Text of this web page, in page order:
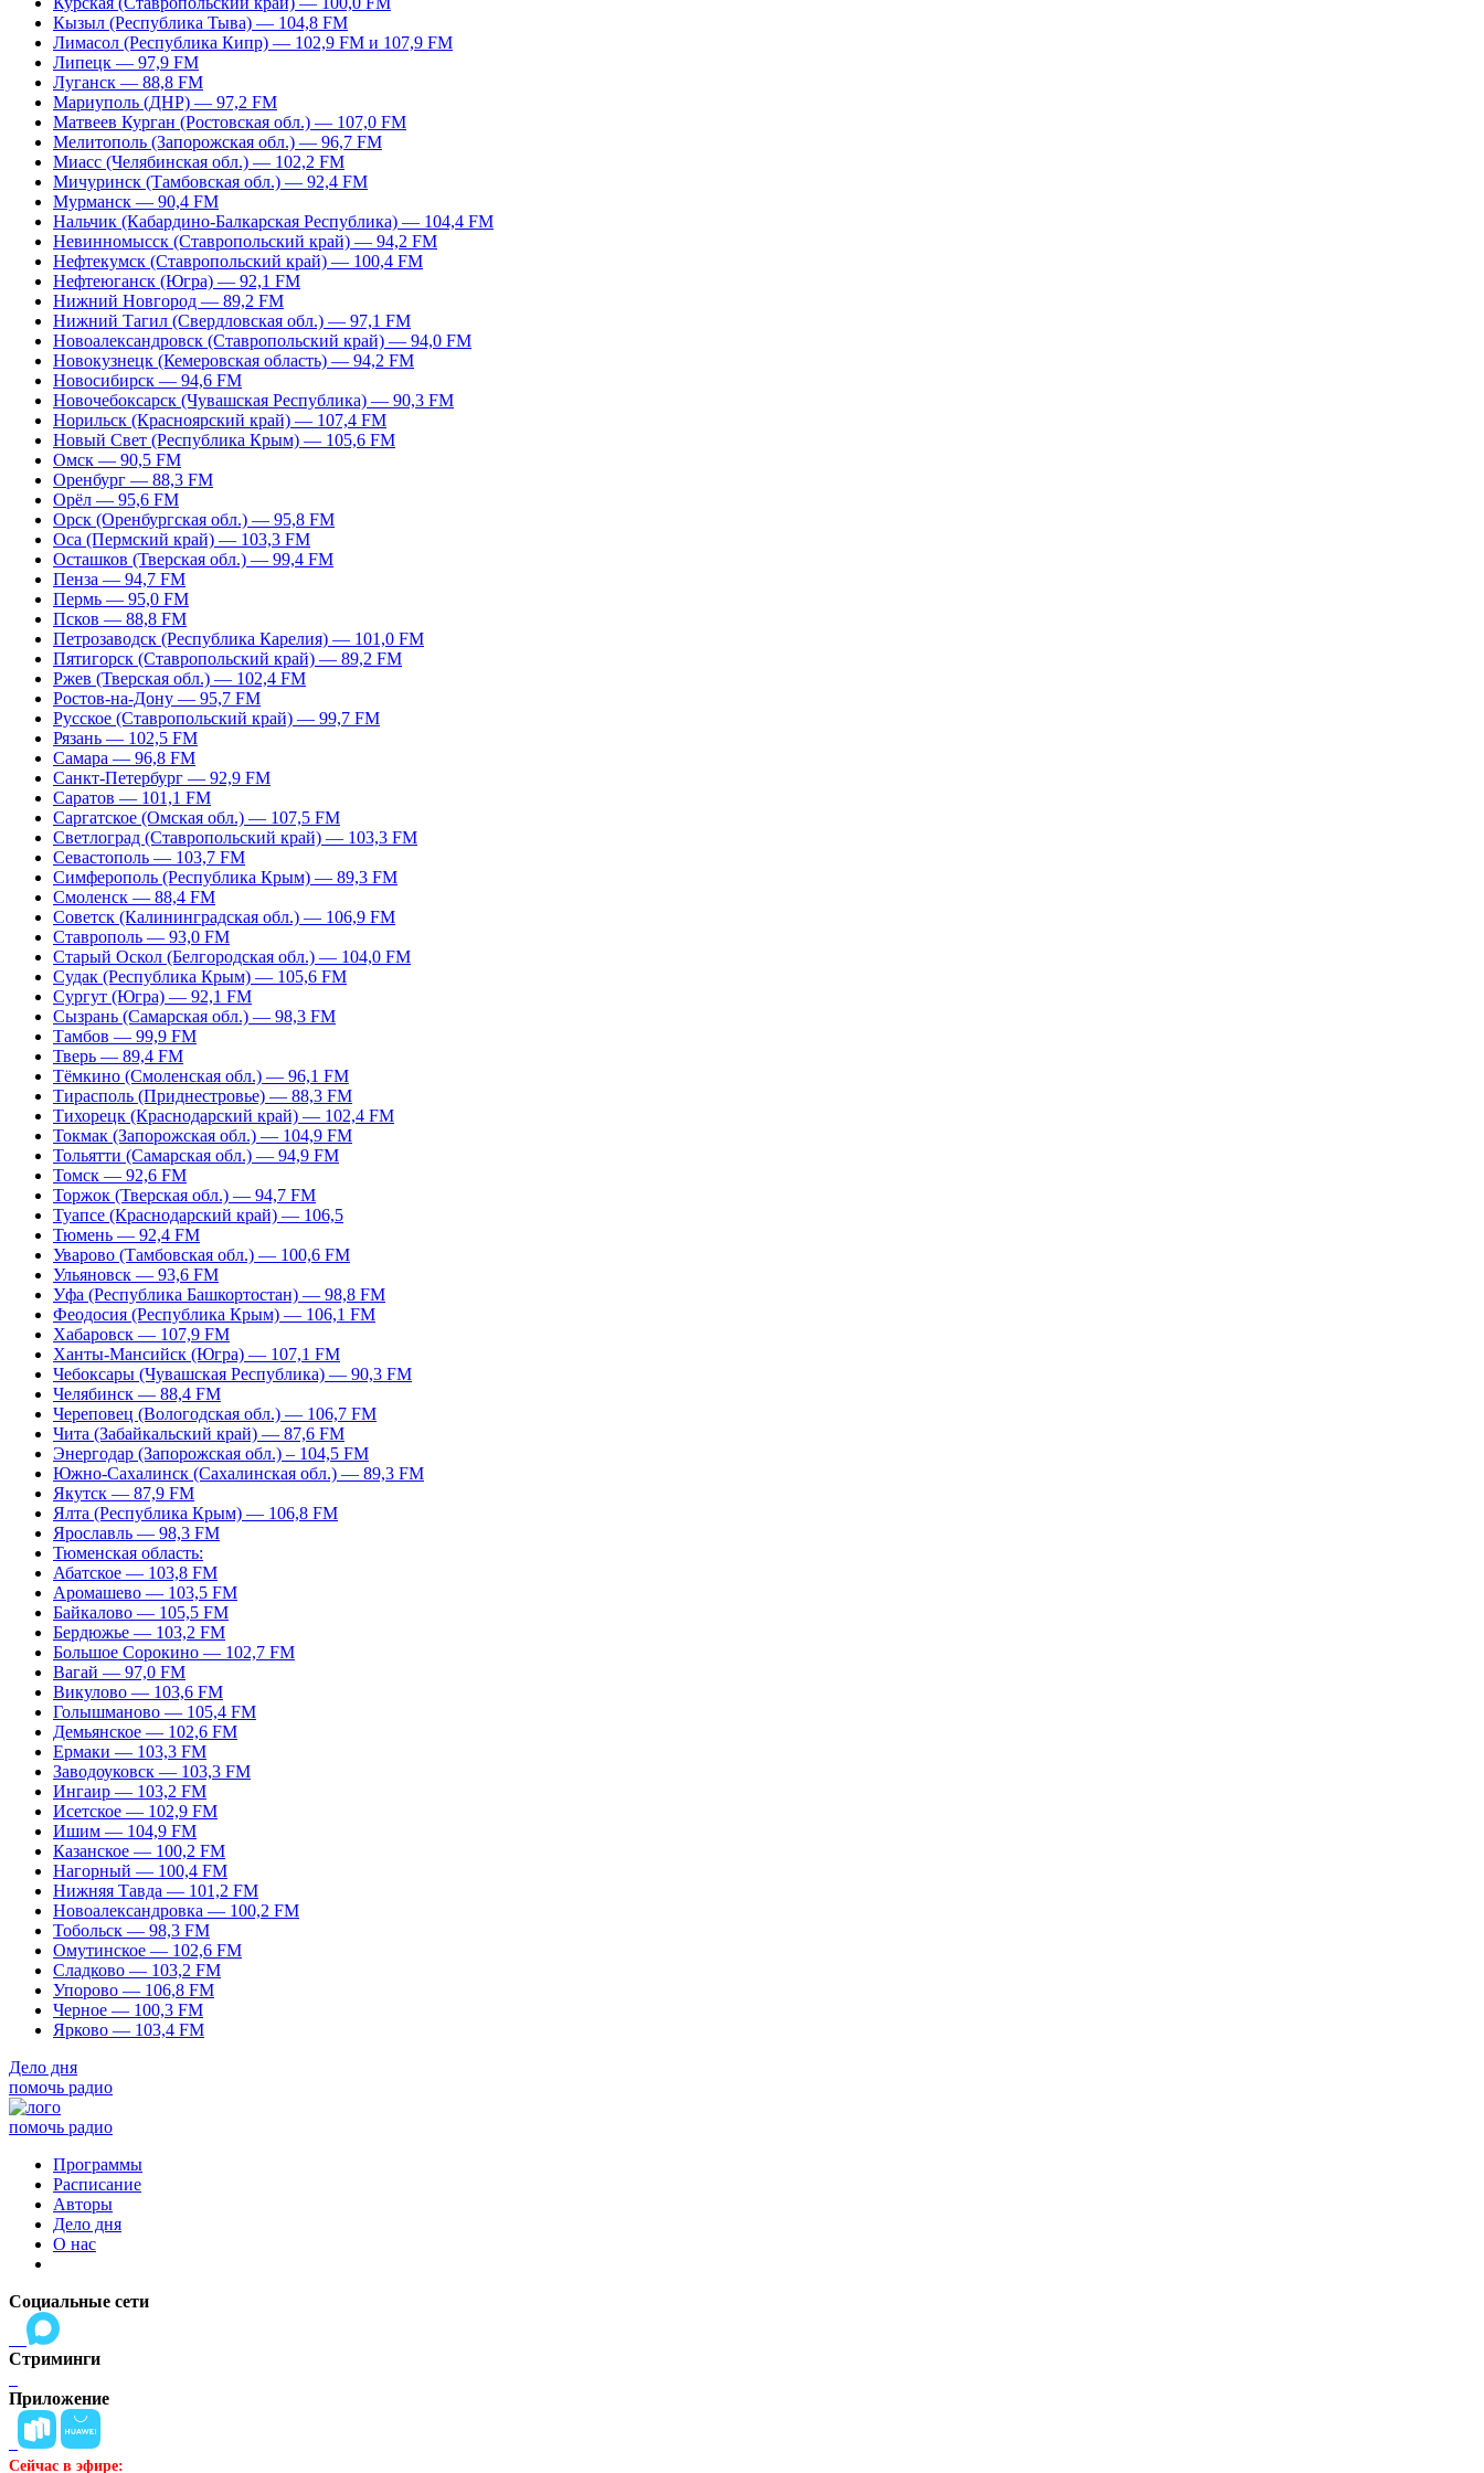
Кызыл (Республика Тыва) — 104,8 FM
Лимасол (Республика Кипр) — 102,9 FM и 107,9 FM
Липецк — 97,9 FM
Луганск — 88,8 FM
Мариуполь (ДНР) — 97,2 FM
Матвеев Курган (Ростовская обл.) — 107,0 FM
Мелитополь (Запорожская обл.) — 96,7 FM
Миасс (Челябинская обл.) — 102,2 FM
Мичуринск (Тамбовская обл.) — 92,4 FM
Мурманск — 90,4 FM
Нальчик (Кабардино-Балкарская Республика) — 104,4 FM
Невинномысск (Ставропольский край) — 94,2 FM
Нефтекумск (Ставропольский край) — 100,4 FM
Нефтеюганск (Югра) — 92,1 FM
Нижний Новгород — 89,2 FM
Нижний Тагил (Свердловская обл.) — 97,1 FM
Новоалександровск (Ставропольский край) — 94,0 FM
Новокузнецк (Кемеровская область) — 94,2 FM
Новосибирск — 94,6 FM
Новочебоксарск (Чувашская Республика) — 90,3 FM
Норильск (Красноярский край) — 107,4 FM
Новый Свет (Республика Крым) — 105,6 FM
Омск — 90,5 FM
Оренбург — 88,3 FM
Орёл — 95,6 FM
Орск (Оренбургская обл.) — 95,8 FM
Оса (Пермский край) — 103,3 FM
Осташков (Тверская обл.) — 99,4 FM
Пенза — 94,7 FM
Пермь — 95,0 FM
Псков — 88,8 FM
Петрозаводск (Республика Карелия) — 101,0 FM
Пятигорск (Ставропольский край) — 89,2 FM
Ржев (Тверская обл.) — 102,4 FM
Ростов-на-Дону — 95,7 FM
Русское (Ставропольский край) — 99,7 FM
Рязань — 102,5 FM
Самара — 96,8 FM
Санкт-Петербург — 92,9 FM
Саратов — 101,1 FM
Саргатское (Омская обл.) — 107,5 FM
Светлоград (Ставропольский край) — 103,3 FM
Севастополь — 103,7 FM
Симферополь (Республика Крым) — 89,3 FM
Смоленск — 88,4 FM
Советск (Калининградская обл.) — 106,9 FM
Ставрополь — 93,0 FM
Старый Оскол (Белгородская обл.) — 104,0 FM
Судак (Республика Крым) — 105,6 FM
Сургут (Югра) — 92,1 FM
Сызрань (Самарская обл.) — 98,3 FM
Тамбов — 99,9 FM
Тверь — 89,4 FM
Тёмкино (Смоленская обл.) — 96,1 FM
Тирасполь (Приднестровье) — 88,3 FM
Тихорецк (Краснодарский край) — 102,4 FM
Токмак (Запорожская обл.) — 104,9 FM
Тольятти (Самарская обл.) — 94,9 FM
Томск — 92,6 FM
Торжок (Тверская обл.) — 94,7 FM
Туапсе (Краснодарский край) — 106,5
Тюмень — 92,4 FM
Уварово (Тамбовская обл.) — 100,6 FM
Ульяновск — 93,6 FM
Уфа (Республика Башкортостан) — 98,8 FM
Феодосия (Республика Крым) — 106,1 FM
Хабаровск — 107,9 FM
Ханты-Мансийск (Югра) — 107,1 FM
Чебоксары (Чувашская Республика) — 90,3 FM
Челябинск — 88,4 FM
Череповец (Вологодская обл.) — 106,7 FM
Чита (Забайкальский край) — 87,6 FM
Энергодар (Запорожская обл.) – 104,5 FM
Южно-Сахалинск (Сахалинская обл.) — 89,3 FM
Якутск — 87,9 FM
Ялта (Республика Крым) — 106,8 FM
Ярославль — 98,3 FM
Тюменская область:
Абатское — 103,8 FM
Аромашево — 103,5 FM
Байкалово — 105,5 FM
Бердюжье — 103,2 FM
Большое Сорокино — 102,7 FM
Вагай — 97,0 FM
Викулово — 103,6 FM
Голышманово — 105,4 FM
Демьянское — 102,6 FM
Ермаки — 103,3 FM
Заводоуковск — 103,3 FM
Ингаир — 103,2 FM
Исетское — 102,9 FM
Ишим — 104,9 FM
Казанское — 100,2 FM
Нагорный — 100,4 FM
Нижняя Тавда — 101,2 FM
Новоалександровка — 100,2 FM
Тобольск — 98,3 FM
Омутинское — 102,6 FM
Сладково — 103,2 FM
Упорово — 106,8 FM
Черное — 100,3 FM
Ярково — 103,4 FM
Дело дня
помочь радио
помочь радио
Программы
Расписание
Авторы
Дело дня
О нас
Социальные сети
Стриминги
Приложение
Сейчас в эфире: